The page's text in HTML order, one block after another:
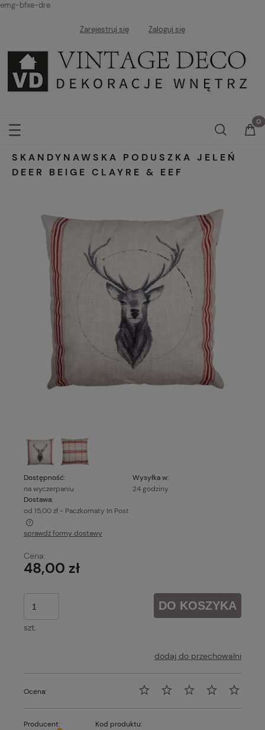
emg-bfxe-dre
Zarejestruj się Zaloguj się
SKANDYNAWSKA PODUSZKA JELEŃ
DEER BEIGE CLAYRE & EEF
Dostępność:
na wyczerpaniu
Wysyłka w:
24 godziny
Dostawa:
od 15,00 zł - Paczkomaty In Post
Cena nie zawiera ewentualnych kosztów płatności
sprawdź formy dostawy
Cena:
48,00 zł
szt.
DO KOSZYKA
dodaj do przechowalni
Ocena:
Producent: Kod produktu: